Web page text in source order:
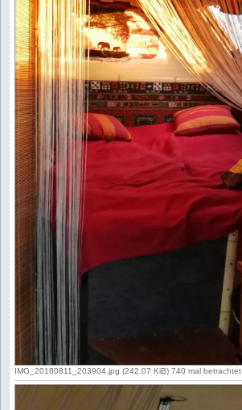
IMG_20180811_203904.jpg (242.07 KiB) 740 mal betrachtet